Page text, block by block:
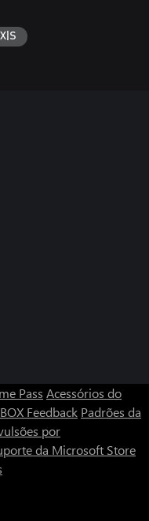
Pass Acessórios do
Feedback Padrões da
por
da Microsoft Store